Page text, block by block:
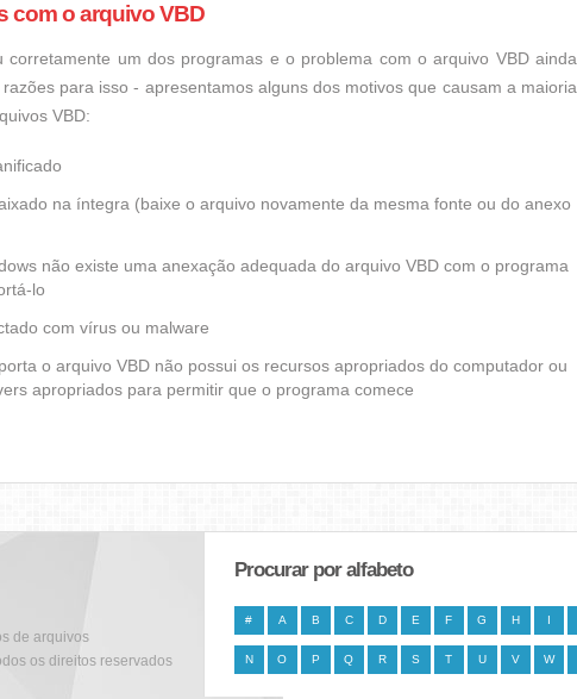
com o arquivo VBD
corretamente um dos programas e o problema com o arquivo VBD ainda
para isso - apresentamos alguns dos motivos que causam a maioria
VBD:
na íntegra (baixe o arquivo novamente da mesma fonte ou do anexo
não existe uma anexação adequada do arquivo VBD com o programa
lo
com vírus ou malware
o arquivo VBD não possui os recursos apropriados do computador ou
apropriados para permitir que o programa comece
de arquivos
os direitos reservados
Procurar por alfabeto
# A B C D E F G H I
N O P Q R S T U V W